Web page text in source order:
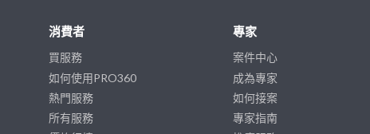
消費者
買服務
如何使用PRO360
熱門服務
所有服務
專家
案件中心
成為專家
如何接案
專家指南